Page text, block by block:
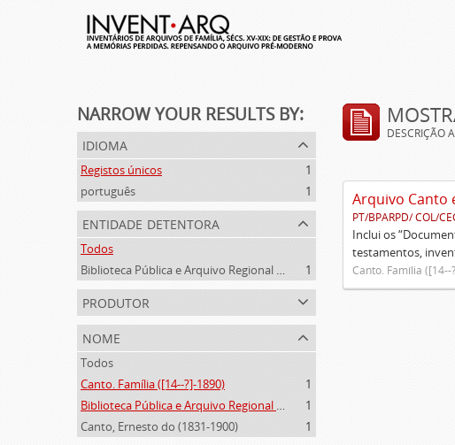
NARROW YOUR RESULTS BY:
idioma
Registos únicos
1
português
1
entidade detentora
Todos
Biblioteca Pública e Arquivo Regional de Ponta Delgada
1
produtor
nome
Todos
Canto. Família ([14--?]-1890)
1
Biblioteca Pública e Arquivo Regional de Ponta Delgada (1841- )
1
Canto, Ernesto do (1831-1900)
1
DESCRIÇÃO
Arquivo Canto
PT/BPARPD/ COL/
Inclui os
testamentos,
Canto. Família ([14--